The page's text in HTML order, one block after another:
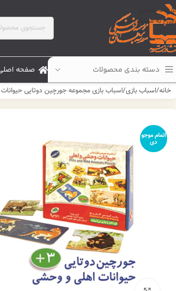
عبور به ناوبری
رفتن به محتوای اصلی
دسته بندی محصولات صفحه
خانه اسباب بازی اسباب بازی مجموعه جورچین دوتایی
اتمام موجو
دی